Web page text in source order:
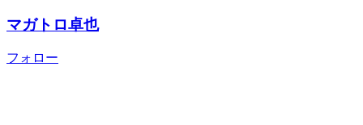
マガトロ卓也
フォロー